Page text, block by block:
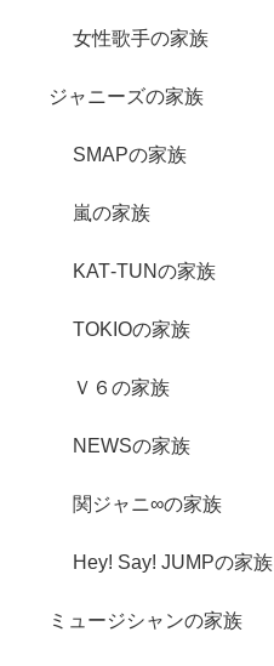
女性歌手の家族
ジャニーズの家族
SMAPの家族
嵐の家族
KAT‐TUNの家族
TOKIOの家族
Ｖ６の家族
NEWSの家族
関ジャニ∞の家族
Hey! Say! JUMPの家族
ミュージシャンの家族